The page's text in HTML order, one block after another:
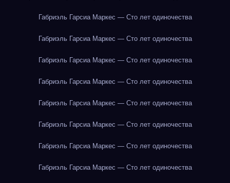
Габриэль Гарсиа Маркес — Сто лет одиночества
Габриэль Гарсиа Маркес — Сто лет одиночества
Габриэль Гарсиа Маркес — Сто лет одиночества
Габриэль Гарсиа Маркес — Сто лет одиночества
Габриэль Гарсиа Маркес — Сто лет одиночества
Габриэль Гарсиа Маркес — Сто лет одиночества
Габриэль Гарсиа Маркес — Сто лет одиночества
Габриэль Гарсиа Маркес — Сто лет одиночества